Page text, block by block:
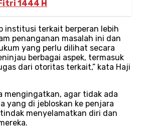
1444 H
institusi terkait berperan lebih
penanganan masalah ini dan
yang perlu dilihat secara
berbagai aspek, termasuk
dari otoritas terkait,” kata Haji
mengingatkan, agar tidak ada
yang di jebloskan ke penjara
menyelamatkan diri dan